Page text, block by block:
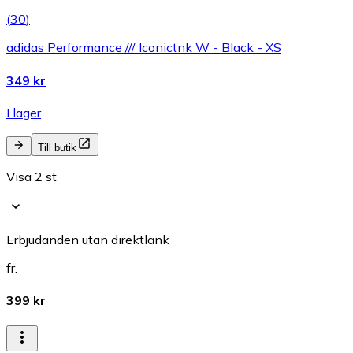
(30)
adidas Performance /// Iconictnk W - Black - XS
349 kr
I lager
Till butik
Visa 2 st
Erbjudanden utan direktlänk
fr.
399 kr